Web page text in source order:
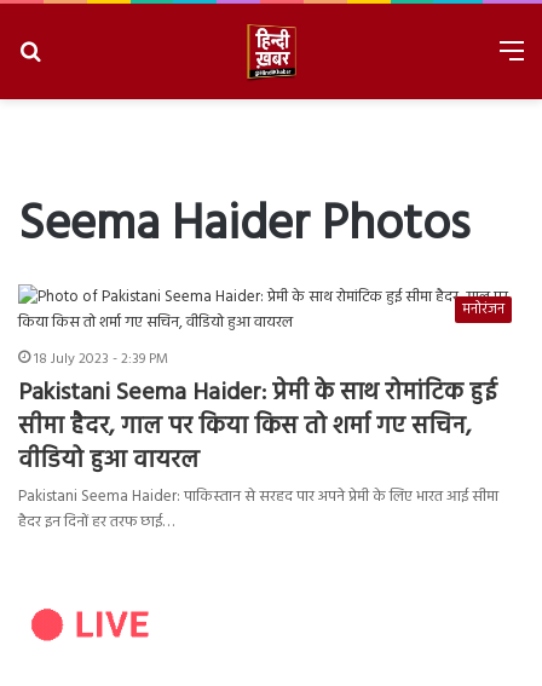
Seema Haider Photos
मनोरंजन
18 July 2023 - 2:39 PM
Pakistani Seema Haider: प्रेमी के साथ रोमांटिक हुई
सीमा हैदर, गाल पर किया किस तो शर्मा गए सचिन,
वीडियो हुआ वायरल
Pakistani Seema Haider: पाकिस्तान से सरहद पार अपने प्रेमी के लिए भारत आई सीमा
हैदर इन दिनों हर तरफ छाई…